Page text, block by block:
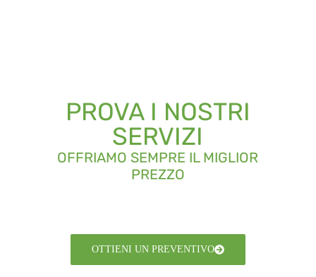
PROVA I NOSTRI
SERVIZI
OFFRIAMO SEMPRE IL MIGLIOR
PREZZO
OTTIENI UN PREVENTIVO